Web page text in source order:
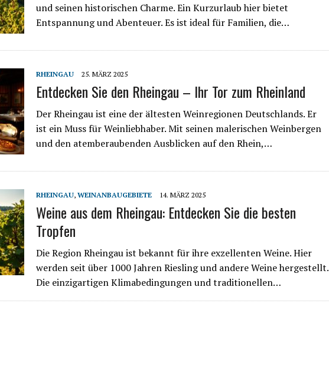
und seinen historischen Charme. Ein Kurzurlaub hier bietet
Entspannung und Abenteuer. Es ist ideal für Familien, die…
RHEINGAU 25. MÄRZ 2025
Entdecken Sie den Rheingau – Ihr Tor zum Rheinland
Der Rheingau ist eine der ältesten Weinregionen Deutschlands. Er
ist ein Muss für Weinliebhaber. Mit seinen malerischen Weinbergen
und den atemberaubenden Ausblicken auf den Rhein,…
RHEINGAU, WEINANBAUGEBIETE 14. MÄRZ 2025
Weine aus dem Rheingau: Entdecken Sie die besten
Tropfen
Die Region Rheingau ist bekannt für ihre exzellenten Weine. Hier
werden seit über 1000 Jahren Riesling und andere Weine hergestellt.
Die einzigartigen Klimabedingungen und traditionellen…